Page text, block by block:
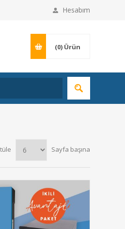
Hesabım
(0) Ürün
Sayfa başına